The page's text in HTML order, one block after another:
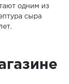
одним из
сыра